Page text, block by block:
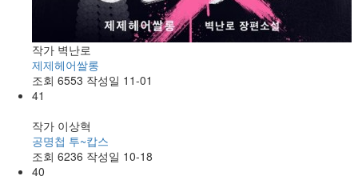
작가 벽난로
제제헤어쌀롱
조회 6553 작성일 11-01
41
작가 이상혁
공명첩 투~캅스
조회 6236 작성일 10-18
40